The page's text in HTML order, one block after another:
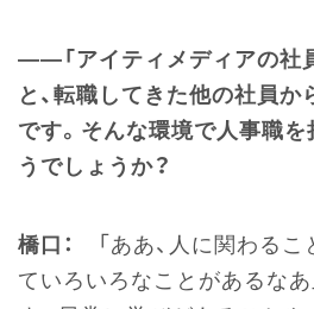
――「アイティメディアの社員
と、転職してきた他の社員
です。そんな環境で人事職
うでしょうか？
橋口：
「ああ、人に関わるこ
ていろいろなことがあるなあ